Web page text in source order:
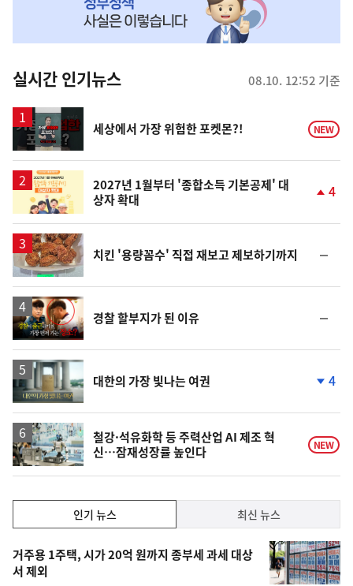
뉴
스
실시간 인기뉴스 08.10. 12:52 기준
영
세상에서 가장 위험한 포켓몬?! NEW
2027년 1월부터 '종합소득 기본공제' 대
상자 확대
4
치킨 '용량꼼수' 직접 재보고 제보하기까지
일
영
상
경찰 할부지가 된 이유
일
영
상
대한의 가장 빛나는 여권
락
4
철강·석유화학 등 주력산업 AI 제조 혁
신…잠재성장률 높인다
NEW
기,
최
인기 뉴스 최신 뉴스
기
뉴
거주용 1주택, 시가 20억 원까지 종부세 과세 대상
서 제외